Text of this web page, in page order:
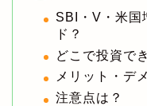
SBI・V・米国
ド？
どこで投資で
メリット・デ
注意点は？